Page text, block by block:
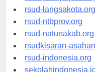
rsudtpi-kepriprov.org
rsud-langsakota.org
rsud-ntbprov.org
rsud-natunakab.org
rsudkisaran-
rsud-indonesia.org